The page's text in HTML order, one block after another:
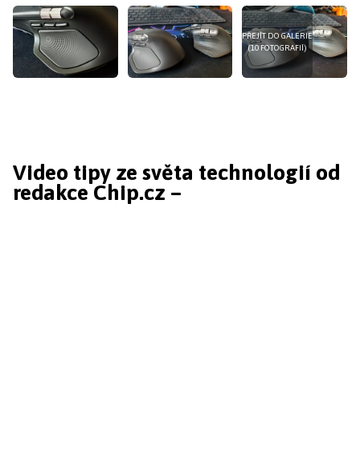
PŘEJÍT DO GALERIE
(10 FOTOGRAFIÍ)
Video tipy ze světa technologií od
redakce Chip.cz –